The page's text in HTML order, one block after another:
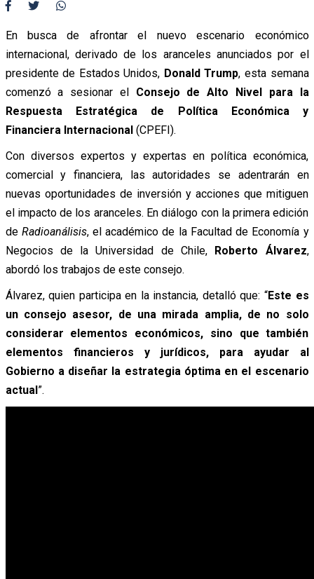
En busca de afrontar el nuevo escenario económico
internacional, derivado de los aranceles anunciados por el
presidente de Estados Unidos, Donald Trump, esta semana
comenzó a sesionar el Consejo de Alto Nivel para la
Respuesta Estratégica de Política Económica y
Financiera Internacional(CPEFI).
Con diversos expertos y expertas en política económica,
comercial y financiera, las autoridades se adentrarán en
nuevas oportunidades de inversión y acciones que mitiguen
el impacto de los aranceles. En diálogo con la primera edición
de Radioanálisis, el académico de la Facultad de Economía y
Negocios de la Universidad de Chile, Roberto Álvarez,
abordó los trabajos de este consejo.
Álvarez, quien participa en la instancia, detalló que: “Este es
un consejo asesor, de una mirada amplia, de no solo
considerar elementos económicos, sino que también
elementos financieros y jurídicos, para ayudar al
Gobierno a diseñar la estrategia óptima en el escenario
actual”.